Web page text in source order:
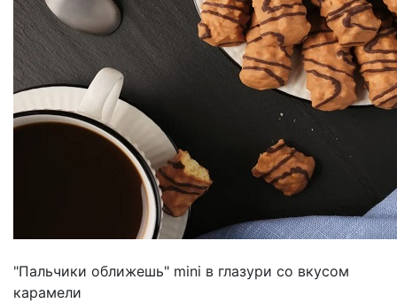
"Пальчики оближешь" mini в глазури со вкусом
карамели